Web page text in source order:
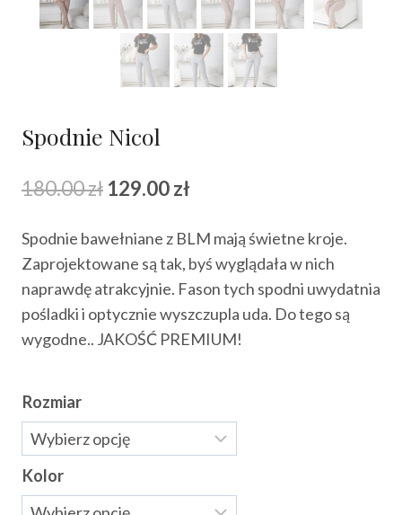
Spodnie Nicol
180.00zł Pierwotna
wynosiła:
180.00 zł.
129.00zł
wynosi:
129.00 zł.
Spodnie bawełniane z BLM mają świetne kroje.
Zaprojektowane są tak, byś wyglądała w nich
naprawdę atrakcyjnie. Fason tych spodni uwydatnia
pośladki i optycznie wyszczupla uda. Do tego są
wygodne.. JAKOŚĆ PREMIUM!
Rozmiar
Kolor